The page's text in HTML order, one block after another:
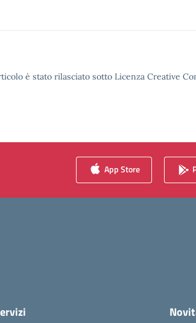
è stato rilasciato sotto Licenza Creative
App Store